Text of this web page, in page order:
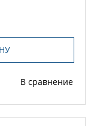
В сравнение